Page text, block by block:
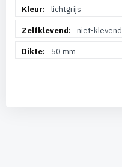
lichtgrijs
niet-klevend
50 mm